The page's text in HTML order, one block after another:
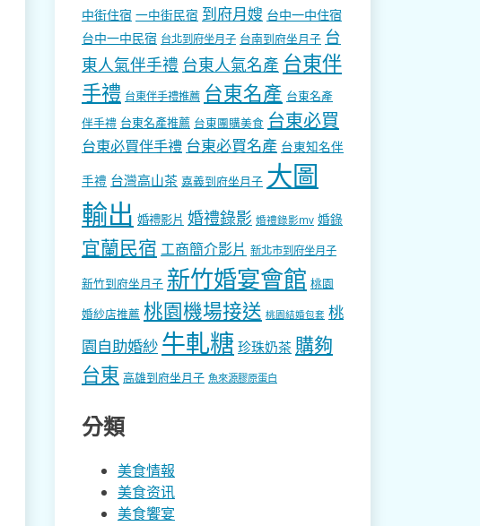
中街住宿 一中街民宿 到府月嫂 台中一中住宿
台中一中民宿 台北到府坐月子 台南到府坐月子 台
東人氣伴手禮 台東人氣名產 台東伴
手禮 台東伴手禮推薦 台東名產 台東名產
伴手禮 台東名產推薦 台東團購美食 台東必買
台東必買伴手禮 台東必買名產 台東知名伴
手禮 台灣高山茶 嘉義到府坐月子 大圖
輸出 婚禮影片 婚禮錄影 婚禮錄影mv 婚錄
宜蘭民宿 工商簡介影片 新北市到府坐月子
新竹到府坐月子 新竹婚宴會館 桃園
婚紗店推薦 桃園機場接送 桃園結婚包套 桃
園自助婚紗 牛軋糖 珍珠奶茶 購夠
台東 高雄到府坐月子 魚來源膠原蛋白
分類
美食情報
美食资讯
美食饗宴